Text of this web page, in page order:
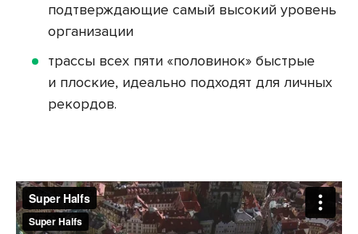
подтверждающие самый высокий уровень
организации
трассы всех пяти «половинок» быстрые
и плоские, идеально подходят для личных
рекордов.